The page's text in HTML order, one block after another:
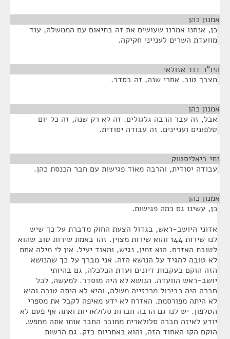
אמנון כהן
כן, אנחנו אמרנו שעושים את זה בתיאום עם הממשלה, עוד
מוועדת השרים לענייני חקיקה.
היו"ר דוד אזולאי
מצבך טוב. אחרי שנה, זה בסדר.
אמנון כהן
אבל, זה עבר הרבה גלגולים. זה לא רק שנה, זה כל יום
טלפונים ועניינים. זה עבודה יסודית.
נתי ביאליסטוק
עבודה יסודית, והרבה מאוד פגישות עם חבר הכנסת כהן.
אמנון כהן
כן, עשינו גם כמה פגישות.
אדוני היושב-ראש, בגדול הצעת החוק מדברת על כך שיש
לנו שירות 144 והוא שירות מצוין. זהו באמת שירות טוב שהוא
לטובת האזרח. הוא זמין, נגיש, ומאוד יעיל. אין לי מילה אחת
לא טובה להגיד על הנושא הזה. אני מברך על כך שהנושא
הזה הוקם בעקבות דיונים ועדת הכלכלה, גם בהיותי
יושב-ראש הוועדה. הנושא לא היה מוסדר. למעשה, לכל
חברה היה כביכול מרכזייה משלה, והיא לא היתה טובה והיא
לא היתה מפורסמת. האזרח לא ידע מאיפה לקבל את מספרי
הטלפון. יש לנו גם הרבה חברות סלולאריות ואתה אף פעם לא
יודע לאיזה חברה סלולארית מחובר החבר אותו אתה מחפש.
הוקם הקו האחוד הזה, והוא באחריות בזק. גם הרשות